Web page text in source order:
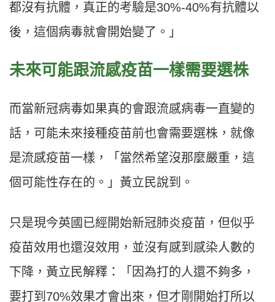
都沒有抗體，真正的考驗是30%-40%有抗體以
後，這個病毒就會開始變了。」
未來可能跟流感疫苗一樣需要選株
而當新冠病毒如果真的會跟流感病毒一直變的
話，可能未來接種疫苗前也會需要選株，就像
是流感疫苗一樣，「當然希望沒那麼嚴重，這
個可能性存在的。」黃立民說到。
只是現今英國已經開始新冠肺炎疫苗，但似乎
疫苗效用也還沒效用，並沒有感到感染人數的
下降，黃立民解釋：「因為打的人還不夠多，
要打到70%效果才會出來，但才剛開始打所以